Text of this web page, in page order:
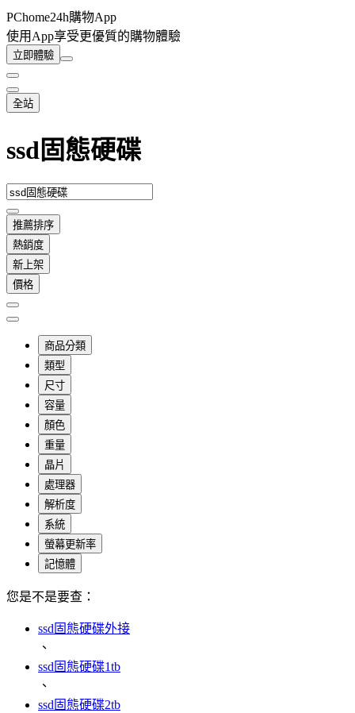
PChome24h購物App
使用App享受更優質的購物體驗
立即體驗
全站
ssd固態硬碟
推薦排序
熱銷度
新上架
價格
商品分類
類型
尺寸
容量
顏色
重量
晶片
處理器
解析度
系統
螢幕更新率
記憶體
您是不是要查：
ssd固態硬碟外接
、
ssd固態硬碟1tb
、
ssd固態硬碟2tb